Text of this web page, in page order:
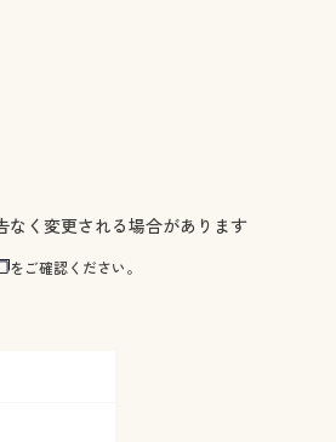
く変更される場合があります
をご確認ください。